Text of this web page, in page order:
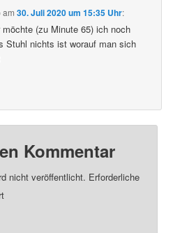
am30. Juli 2020 um 15:35 Uhr:
(zu Minute 65) ich noch
Stuhl nichts ist worauf man sich
Kommentar
nicht veröffentlicht. Erforderliche